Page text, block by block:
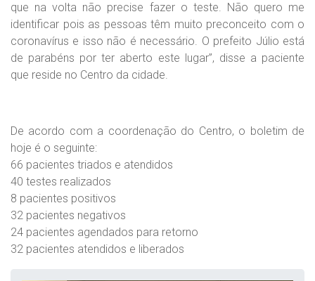
que na volta não precise fazer o teste. Não quero me
identificar pois as pessoas têm muito preconceito com o
coronavírus e isso não é necessário. O prefeito Júlio está
de parabéns por ter aberto este lugar”, disse a paciente
que reside no Centro da cidade.
De acordo com a coordenação do Centro, o boletim de
hoje é o seguinte:
66 pacientes triados e atendidos
40 testes realizados
8 pacientes positivos
32 pacientes negativos
24 pacientes agendados para retorno
32 pacientes atendidos e liberados